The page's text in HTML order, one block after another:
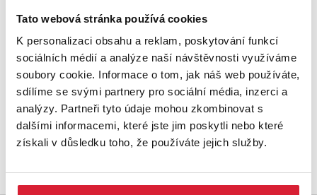
Tato webová stránka používá cookies
K personalizaci obsahu a reklam, poskytování funkcí
sociálních médií a analýze naší návštěvnosti využíváme
soubory cookie. Informace o tom, jak náš web používáte,
sdílíme se svými partnery pro sociální média, inzerci a
analýzy. Partneři tyto údaje mohou zkombinovat s
dalšími informacemi, které jste jim poskytli nebo které
získali v důsledku toho, že používáte jejich služby.
REFERENCE
SLUŽBY
KARIÉRA
FINANCOVÁNÍ / HYPOTÉKA
KONTAKT
Vada věci
Věcné břemeno